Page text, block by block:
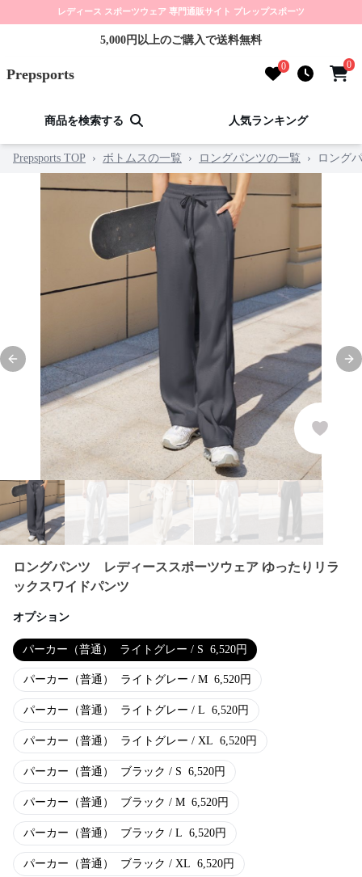
レディース スポーツウェア 専門通販サイト プレップスポーツ
5,000円以上のご購入で送料無料
Prepsports 0 0
商品を検索する 人気ランキング
Prepsports TOP › ボトムスの一覧 › ロングパンツの一覧 › ロング
Previous slide
ロングパンツ レディーススポーツウェア ゆったりリラ
ックスワイドパンツ
オプション
パーカー（普通） ライトグレー / S 6,520円
パーカー（普通） ライトグレー / M 6,520円
パーカー（普通） ライトグレー / L 6,520円
パーカー（普通） ライトグレー / XL 6,520円
パーカー（普通） ブラック / S 6,520円
パーカー（普通） ブラック / M 6,520円
パーカー（普通） ブラック / L 6,520円
パーカー（普通） ブラック / XL 6,520円